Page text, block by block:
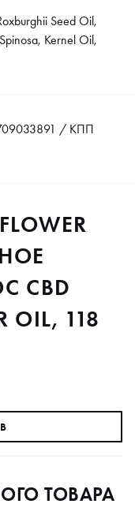
Seed Oil,
Kernel Oil,
/ КПП
CBD
OIL, 118
ТОВАРА